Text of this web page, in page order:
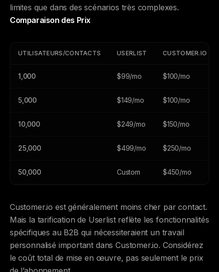
limites que dans des scénarios très complexes.
Comparaison des Prix
UTILISATEURS/CONTACTS USERLIST CUSTOMER.IO
1,000 $99/mo $100/mo
5,000 $149/mo $100/mo
10,000 $249/mo $150/mo
25,000 $499/mo $250/mo
50,000 Custom $450/mo
Customer.io est généralement moins cher par contact.
Mais la tarification de Userlist reflète les fonctionnalités
spécifiques au B2B qui nécessiteraient un travail
personnalisé important dans Customer.io. Considérez
le coût total de mise en œuvre, pas seulement le prix